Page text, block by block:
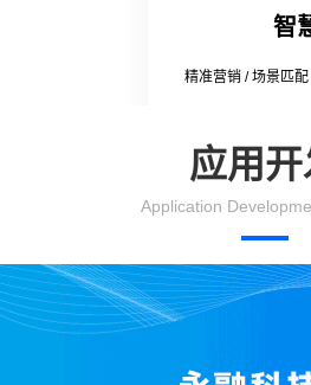
智
精准营销 / 场景匹
应用开
Application